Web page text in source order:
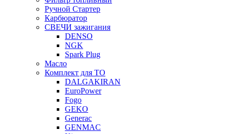
Ручной Стартер
Карбюратор
СВЕЧИ зажигания
DENSO
NGK
Spark Plug
Масло
Комплект для ТО
DALGAKIRAN
EuroPower
Fogo
GEKO
Generac
GENMAC